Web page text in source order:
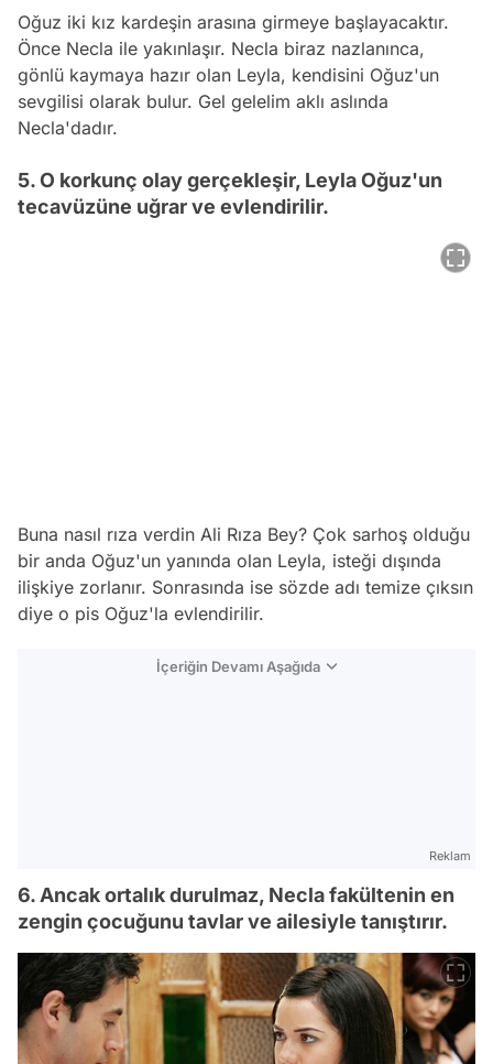
Oğuz iki kız kardeşin arasına girmeye başlayacaktır.
Önce Necla ile yakınlaşır. Necla biraz nazlanınca,
gönlü kaymaya hazır olan Leyla, kendisini Oğuz'un
sevgilisi olarak bulur. Gel gelelim aklı aslında
Necla'dadır.
5. O korkunç olay gerçekleşir, Leyla Oğuz'un
tecavüzüne uğrar ve evlendirilir.
Buna nasıl rıza verdin Ali Rıza Bey? Çok sarhoş olduğu
bir anda Oğuz'un yanında olan Leyla, isteği dışında
ilişkiye zorlanır. Sonrasında ise sözde adı temize çıksın
diye o pis Oğuz'la evlendirilir.
İçeriğin Devamı Aşağıda
Reklam
6. Ancak ortalık durulmaz, Necla fakültenin en
zengin çocuğunu tavlar ve ailesiyle tanıştırır.